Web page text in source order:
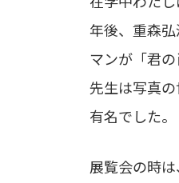
年後、重森
マンが「君
先生は写真
有名でした
展覧会の時